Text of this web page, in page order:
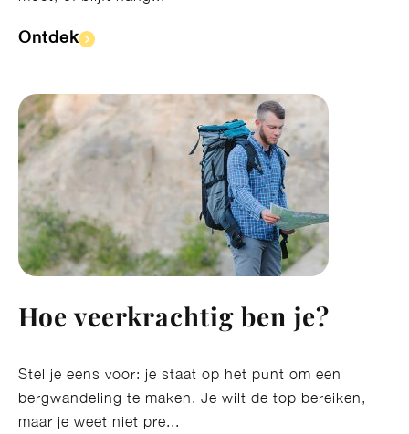
Ontdek​
Hoe veerkrachtig ben je?
Stel je eens voor: je staat op het punt om een
bergwandeling te maken. Je wilt de top bereiken,
maar je weet niet pre...